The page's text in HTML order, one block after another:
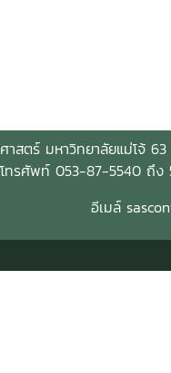
าสตร์ มหาวิทยาลัยแม่โจ้
ทรศัพท์ 053-87-5540 ถึง
อีเมล์